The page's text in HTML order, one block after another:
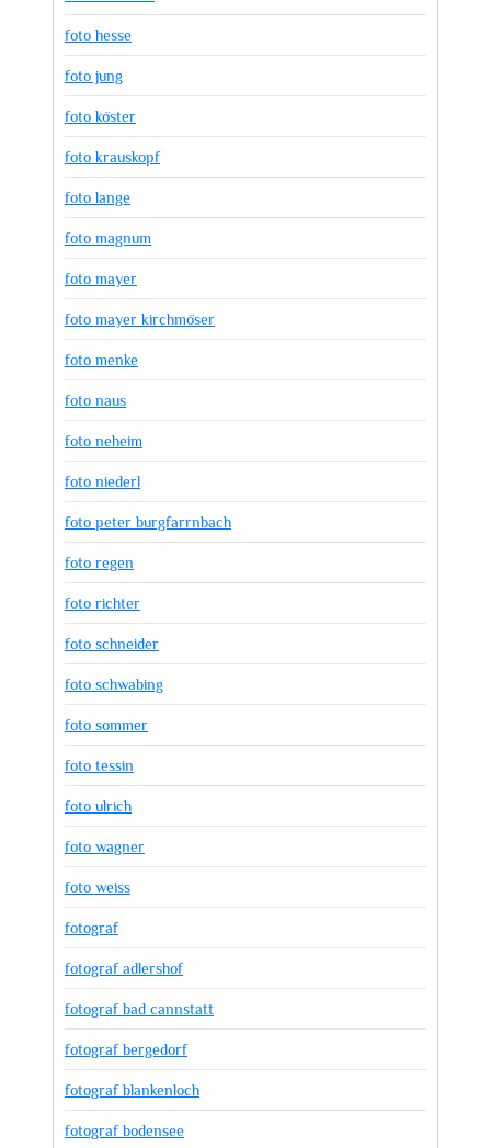
foto hesse
foto jung
foto köster
foto krauskopf
foto lange
foto magnum
foto mayer
foto mayer kirchmöser
foto menke
foto naus
foto neheim
foto niederl
foto peter burgfarrnbach
foto regen
foto richter
foto schneider
foto schwabing
foto sommer
foto tessin
foto ulrich
foto wagner
foto weiss
fotograf
fotograf adlershof
fotograf bad cannstatt
fotograf bergedorf
fotograf blankenloch
fotograf bodensee